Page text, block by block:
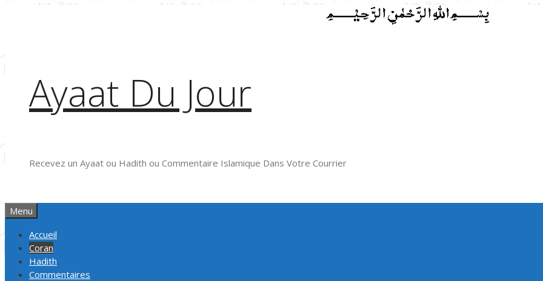
Ayaat Du Jour
Recevez un Ayaat ou Hadith ou Commentaire Islamique Dans Votre Courrier
Menu
Accueil
Coran
Hadith
Commentaires